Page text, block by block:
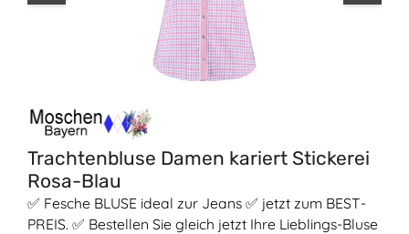
Trachtenbluse Damen kariert Stickerei
Rosa-Blau
✅ Fesche BLUSE ideal zur Jeans ✅ jetzt zum BEST-
PREIS. ✅ Bestellen Sie gleich jetzt Ihre Lieblings-Bluse